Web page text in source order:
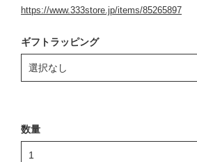
https://www.333store.jp/items/85265897
ギフトラッピング
数量